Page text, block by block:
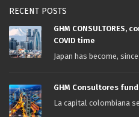
RECENT POSTS
GHM
COVID time
Japan has become,
GHM Consultores
La capital colombiana